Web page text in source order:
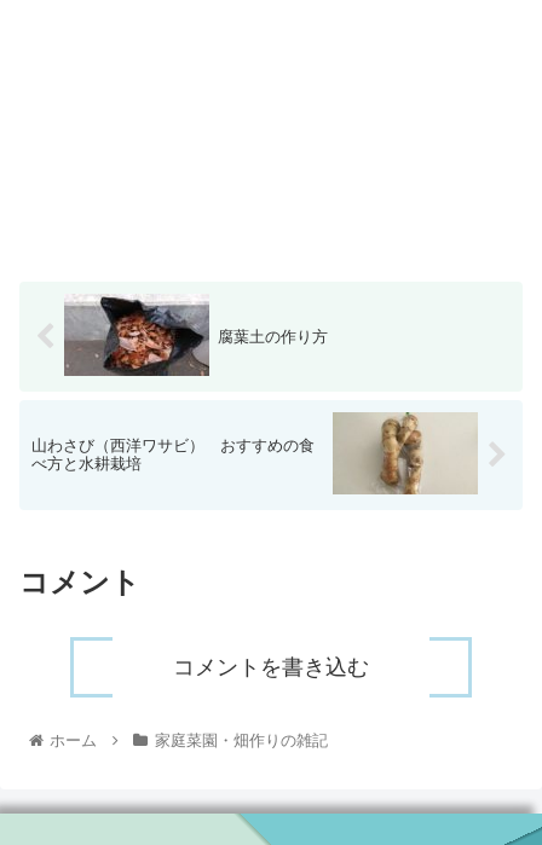
腐葉土の作り方
山わさび（西洋ワサビ） おすすめの食
べ方と水耕栽培
コメント
コメントを書き込む
ホーム 家庭菜園・畑作りの雑記